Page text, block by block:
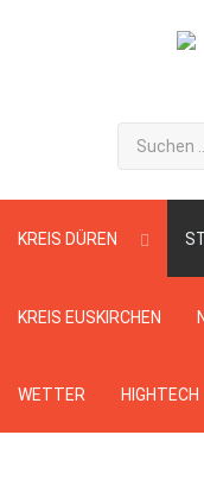
Suchen
...
KREIS DÜREN
KREIS EUSKIRCHEN
WETTER HIGHTECH